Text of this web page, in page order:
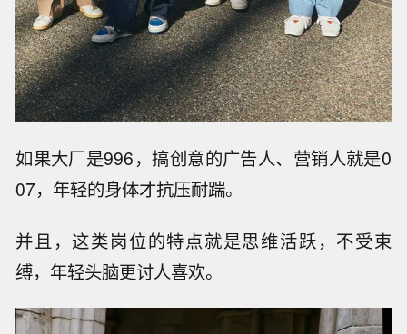
如果大厂是996，搞创意的广告人、营销人就是0
07，年轻的身体才抗压耐踹。
并且，这类岗位的特点就是思维活跃，不受束
缚，年轻头脑更讨人喜欢。